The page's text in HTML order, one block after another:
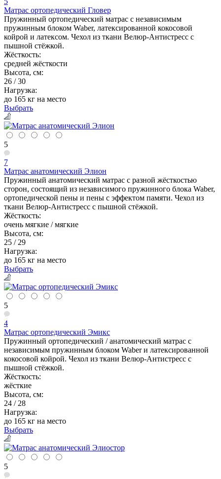
Матрас ортопедический Гловер
Пружинный ортопедический матрас с независимым
пружинным блоком Waber, латексированной кокосовой
койрой и латексом. Чехол из ткани Велюр-Антистресс с
пышной стёжкой.
Жёсткость:
средней жёсткости
Высота, см:
26 / 30
Нагрузка:
до 165 кг на место
Выбрать
5
7
Матрас анатомический Элион
Пружинный анатомический матрас с разной жёсткостью
сторон, состоящий из независимого пружинного блока Waber,
ортопедической пены и пены с эффектом памяти. Чехол из
ткани Велюр-Антистресс с пышной стёжкой.
Жёсткость:
очень мягкие / мягкие
Высота, см:
25 / 29
Нагрузка:
до 165 кг на место
Выбрать
5
4
Матрас ортопедический Эмикс
Пружинный ортопедический / анатомический матрас с
независимым пружинным блоком Waber и латексированной
кокосовой койрой. Чехол из ткани Велюр-Антистресс с
пышной стёжкой.
Жёсткость:
жёсткие
Высота, см:
24 / 28
Нагрузка:
до 165 кг на место
Выбрать
5